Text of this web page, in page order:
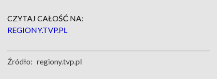
CZYTAJ CAŁOŚĆ NA:
REGIONY.TVP.PL
Źródło: regiony.tvp.pl